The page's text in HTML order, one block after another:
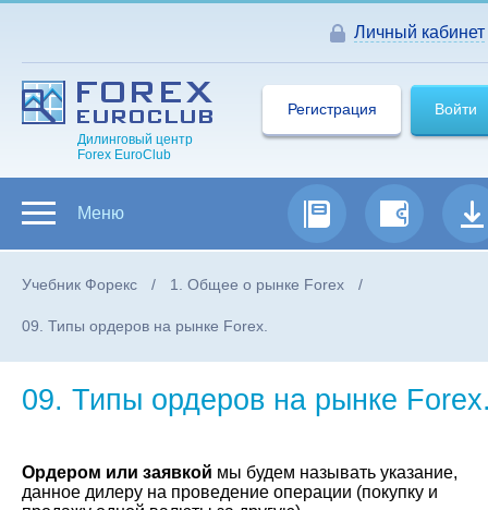
Личный кабинет
Дилинговый центр
Forex EuroClub
Войти
Регистрация
Меню
Учебник Форекс 1. Общее о рынке Forex
09. Типы ордеров на рынке Forex.
09. Типы ордеров на рынке
Ордером или заявкой мы будем называть указание,
данное дилеру на проведение операции (покупку и